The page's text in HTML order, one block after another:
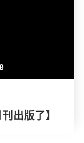
出版了】